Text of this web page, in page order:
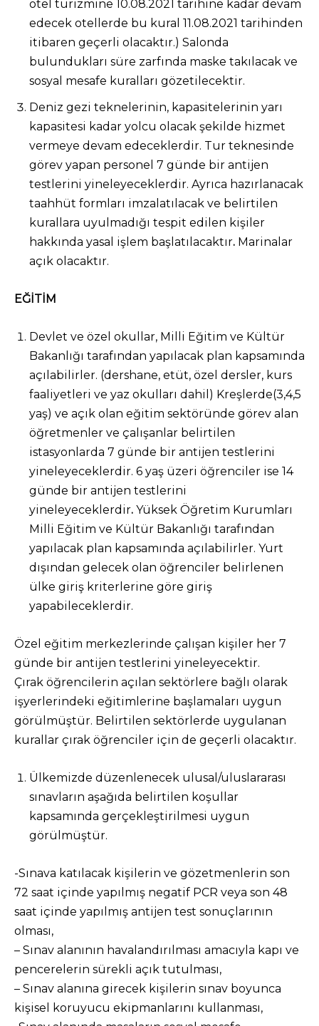
otel turizmine 10.08.2021 tarihine kadar devam
edecek otellerde bu kural 11.08.2021 tarihinden
itibaren geçerli olacaktır.) Salonda
bulundukları süre zarfında maske takılacak ve
sosyal mesafe kuralları gözetilecektir.
Deniz gezi teknelerinin, kapasitelerinin yarı
kapasitesi kadar yolcu olacak şekilde hizmet
vermeye devam edeceklerdir. Tur teknesinde
görev yapan personel 7 günde bir antijen
testlerini yineleyeceklerdir. Ayrıca hazırlanacak
taahhüt formları imzalatılacak ve belirtilen
kurallara uyulmadığı tespit edilen kişiler
hakkında yasal işlem başlatılacaktır. Marinalar
açık olacaktır.
EĞİTİM
Devlet ve özel okullar, Milli Eğitim ve Kültür
Bakanlığı tarafından yapılacak plan kapsamında
açılabilirler. (dershane, etüt, özel dersler, kurs
faaliyetleri ve yaz okulları dahil) Kreşlerde(3,4,5
yaş) ve açık olan eğitim sektöründe görev alan
öğretmenler ve çalışanlar belirtilen
istasyonlarda 7 günde bir antijen testlerini
yineleyeceklerdir. 6 yaş üzeri öğrenciler ise 14
günde bir antijen testlerini
yineleyeceklerdir. Yüksek Öğretim Kurumları
Milli Eğitim ve Kültür Bakanlığı tarafından
yapılacak plan kapsamında açılabilirler. Yurt
dışından gelecek olan öğrenciler belirlenen
ülke giriş kriterlerine göre giriş
yapabileceklerdir.
Özel eğitim merkezlerinde çalışan kişiler her 7
günde bir antijen testlerini yineleyecektir.
Çırak öğrencilerin açılan sektörlere bağlı olarak
işyerlerindeki eğitimlerine başlamaları uygun
görülmüştür. Belirtilen sektörlerde uygulanan
kurallar çırak öğrenciler için de geçerli olacaktır.
Ülkemizde düzenlenecek ulusal/uluslararası
sınavların aşağıda belirtilen koşullar
kapsamında gerçekleştirilmesi uygun
görülmüştür.
-Sınava katılacak kişilerin ve gözetmenlerin son
72 saat içinde yapılmış negatif PCR veya son 48
saat içinde yapılmış antijen test sonuçlarının
olması,
– Sınav alanının havalandırılması amacıyla kapı ve
pencerelerin sürekli açık tutulması,
– Sınav alanına girecek kişilerin sınav boyunca
kişisel koruyucu ekipmanlarını kullanması,